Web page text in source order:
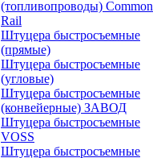
(топливопроводы) Common
Rail
Штуцера быстросъемные
(прямые)
Штуцера быстросъемные
(угловые)
Штуцера быстросъемные
(конвейерные) ЗАВОД
Штуцера быстросъемные
VOSS
Штуцера быстросъемные